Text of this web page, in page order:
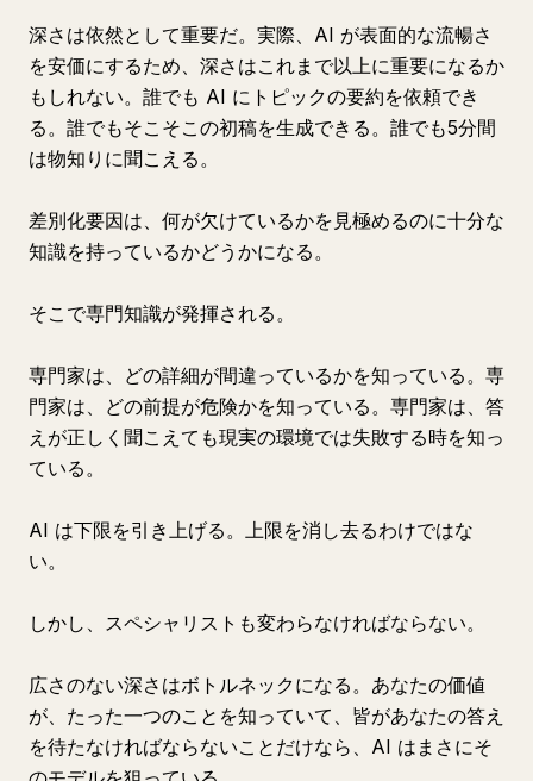
深さは依然として重要だ。実際、AI が表面的な流暢さ
を安価にするため、深さはこれまで以上に重要になるか
もしれない。誰でも AI にトピックの要約を依頼でき
る。誰でもそこそこの初稿を生成できる。誰でも5分間
は物知りに聞こえる。
差別化要因は、何が欠けているかを見極めるのに十分な
知識を持っているかどうかになる。
そこで専門知識が発揮される。
専門家は、どの詳細が間違っているかを知っている。専
門家は、どの前提が危険かを知っている。専門家は、答
えが正しく聞こえても現実の環境では失敗する時を知っ
ている。
AI は下限を引き上げる。上限を消し去るわけではな
い。
しかし、スペシャリストも変わらなければならない。
広さのない深さはボトルネックになる。あなたの価値
が、たった一つのことを知っていて、皆があなたの答え
を待たなければならないことだけなら、AI はまさにそ